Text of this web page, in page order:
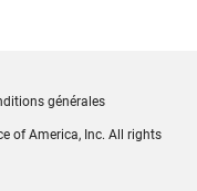
générales
of America, Inc. All rights